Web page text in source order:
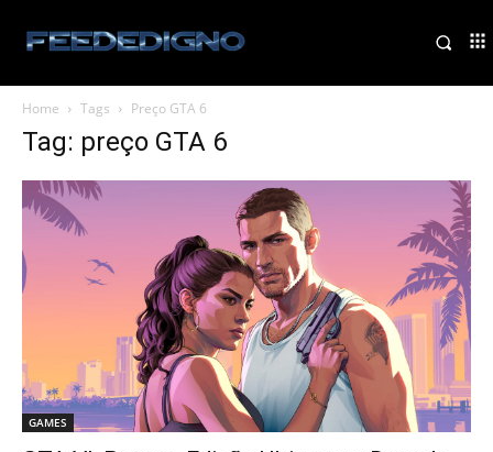
Home Tags Preço GTA 6
Tag: preço GTA 6
GAMES